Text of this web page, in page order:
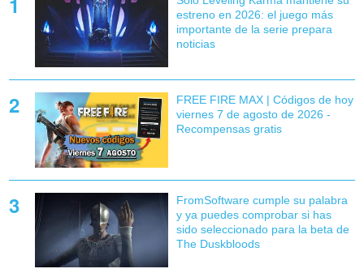
estreno en 2026: el juego más
importante de la serie prepara
noticias
FREE FIRE MAX | Códigos de hoy
viernes 7 de agosto de 2026 -
Recompensas gratis
FromSoftware cumple su palabra
y ya puedes comprobar si has
sido seleccionado para la beta de
The Duskbloods